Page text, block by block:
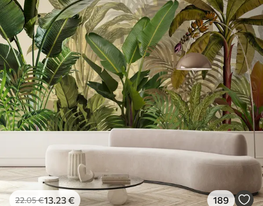
22.05€13 .23€ 189